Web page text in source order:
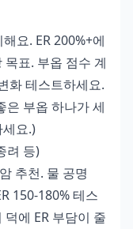
요. ER 200%+에
목표. 부옵 점수 계
화 테스트하세요.
은 부옵 하나가 세
요.)
려 등)
추천. 물 공명
150-180% 테스
에 ER 부담이 줄